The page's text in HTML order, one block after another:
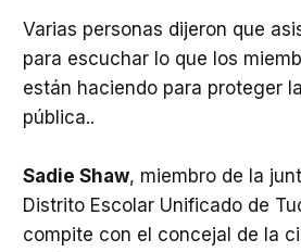
Varias personas dijeron que
para escuchar lo que los
están haciendo para proteger
pública..
Sadie Shaw, miembro de la
Distrito Escolar Unificado de
compite con el concejal de la